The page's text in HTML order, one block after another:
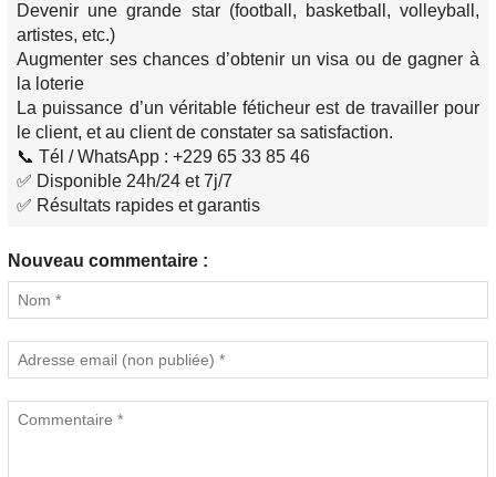
Devenir une grande star (football, basketball, volleyball,
artistes, etc.)
Augmenter ses chances d’obtenir un visa ou de gagner à
la loterie
La puissance d’un véritable féticheur est de travailler pour
le client, et au client de constater sa satisfaction.
📞 Tél / WhatsApp : +229 65 33 85 46
✅ Disponible 24h/24 et 7j/7
✅ Résultats rapides et garantis
Nouveau commentaire :